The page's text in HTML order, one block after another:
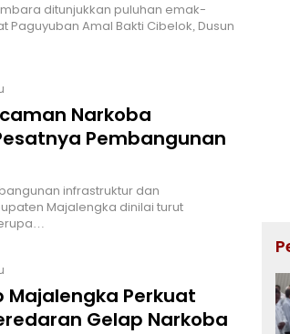
ditunjukkan puluhan emak-
Paguyuban Amal Bakti Cibelok, Dusun
Narkoba
Pembangunan
infrastruktur dan
Majalengka dinilai turut
Majalengka Perkuat
Gelap Narkoba